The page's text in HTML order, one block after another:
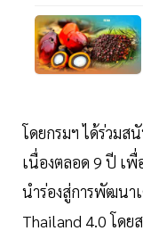
โดยกรมฯ ได้ร่วมส
เนื่องตลอด 9 ปี เพื่
นำร่องสู่การพัฒนา
Thailand 4.0 โด